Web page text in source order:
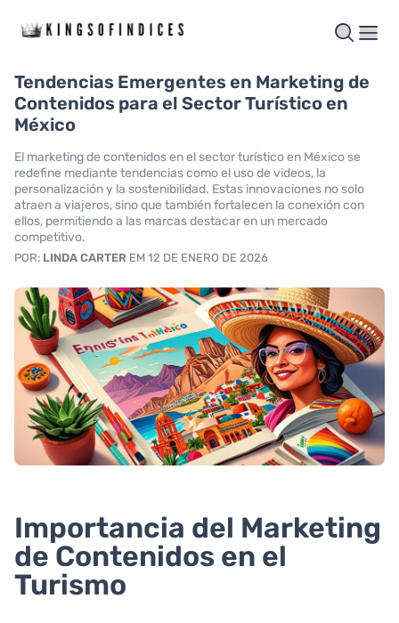
Tendencias Emergentes en Marketing de
Contenidos para el Sector Turístico en
México
El marketing de contenidos en el sector turístico en México se
redefine mediante tendencias como el uso de videos, la
personalización y la sostenibilidad. Estas innovaciones no solo
atraen a viajeros, sino que también fortalecen la conexión con
ellos, permitiendo a las marcas destacar en un mercado
competitivo.
POR: LINDA CARTER EM 12 DE ENERO DE 2026
Importancia del Marketing
de Contenidos en el
Turismo